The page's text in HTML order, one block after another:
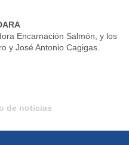
Encarnación Salmón, y los
y José Antonio Cagigas.
de noticias